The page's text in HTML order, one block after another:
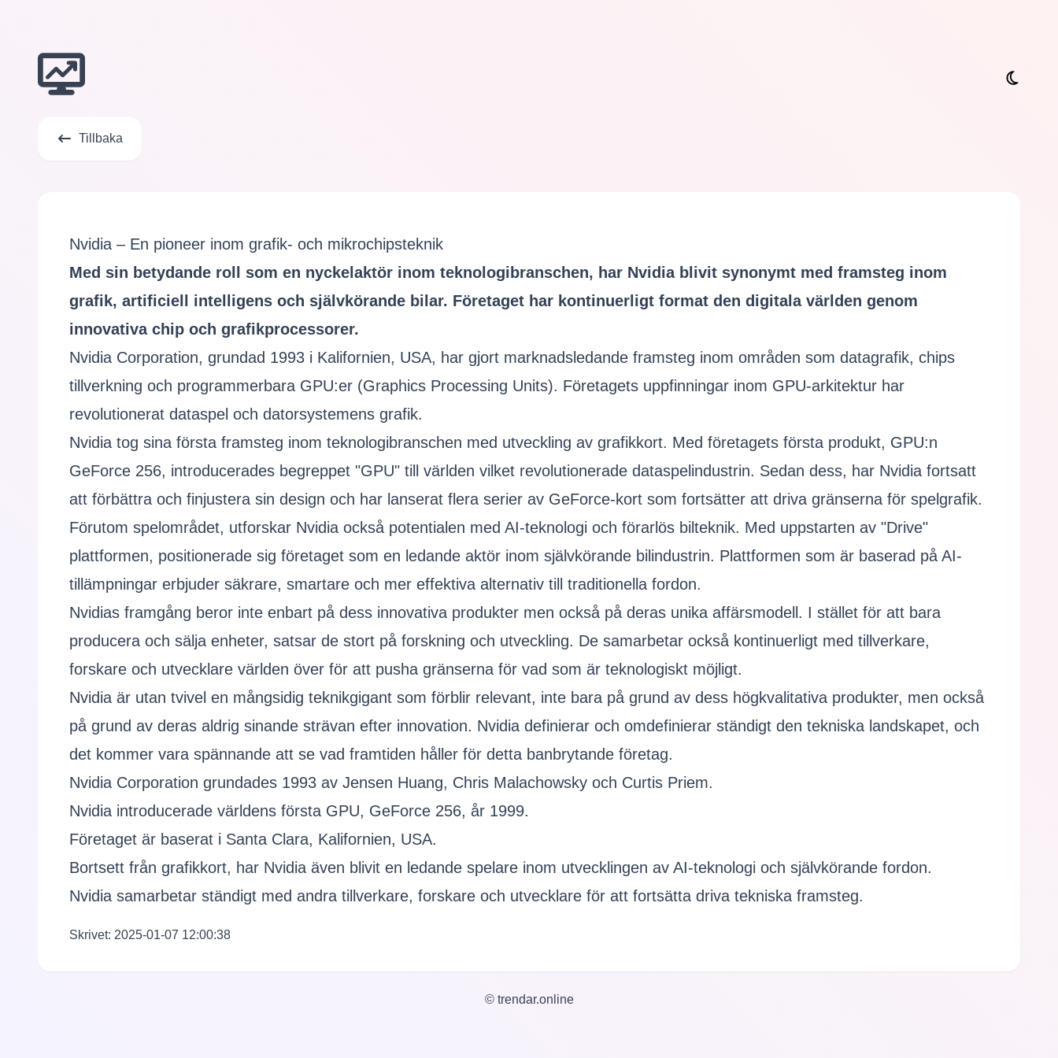
Tillbaka
Nvidia – En pioneer inom grafik- och mikrochipsteknik
Med sin betydande roll som en nyckelaktör inom teknologibranschen, har Nvidia blivit synonymt med framsteg inom
grafik, artificiell intelligens och självkörande bilar. Företaget har kontinuerligt format den digitala världen genom
innovativa chip och grafikprocessorer.
Nvidia Corporation, grundad 1993 i Kalifornien, USA, har gjort marknadsledande framsteg inom områden som datagrafik, chips
tillverkning och programmerbara GPU:er (Graphics Processing Units). Företagets uppfinningar inom GPU-arkitektur har
revolutionerat dataspel och datorsystemens grafik.
Nvidia tog sina första framsteg inom teknologibranschen med utveckling av grafikkort. Med företagets första produkt, GPU:n
GeForce 256, introducerades begreppet "GPU" till världen vilket revolutionerade dataspelindustrin. Sedan dess, har Nvidia fortsatt
att förbättra och finjustera sin design och har lanserat flera serier av GeForce-kort som fortsätter att driva gränserna för spelgrafik.
Förutom spelområdet, utforskar Nvidia också potentialen med AI-teknologi och förarlös bilteknik. Med uppstarten av "Drive"
plattformen, positionerade sig företaget som en ledande aktör inom självkörande bilindustrin. Plattformen som är baserad på AI-
tillämpningar erbjuder säkrare, smartare och mer effektiva alternativ till traditionella fordon.
Nvidias framgång beror inte enbart på dess innovativa produkter men också på deras unika affärsmodell. I stället för att bara
producera och sälja enheter, satsar de stort på forskning och utveckling. De samarbetar också kontinuerligt med tillverkare,
forskare och utvecklare världen över för att pusha gränserna för vad som är teknologiskt möjligt.
Nvidia är utan tvivel en mångsidig teknikgigant som förblir relevant, inte bara på grund av dess högkvalitativa produkter, men också
på grund av deras aldrig sinande strävan efter innovation. Nvidia definierar och omdefinierar ständigt den tekniska landskapet, och
det kommer vara spännande att se vad framtiden håller för detta banbrytande företag.
Nvidia Corporation grundades 1993 av Jensen Huang, Chris Malachowsky och Curtis Priem.
Nvidia introducerade världens första GPU, GeForce 256, år 1999.
Företaget är baserat i Santa Clara, Kalifornien, USA.
Bortsett från grafikkort, har Nvidia även blivit en ledande spelare inom utvecklingen av AI-teknologi och självkörande fordon.
Nvidia samarbetar ständigt med andra tillverkare, forskare och utvecklare för att fortsätta driva tekniska framsteg.
Skrivet: 2025-01-07 12:00:38
© trendar.online